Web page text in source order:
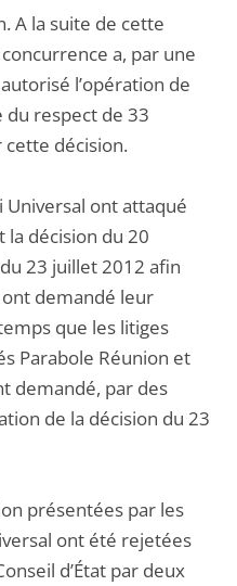
A la suite de cette
a, par une
l’opération de
respect de 33
décision.
Universal ont attaqué
la décision du 20
23 juillet 2012 afin
ont demandé leur
que les litiges
Parabole Réunion et
demandé, par des
de la décision du 23
présentées par les
ont été rejetées
d’État par deux